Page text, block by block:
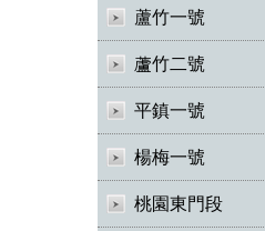
蘆竹一號
蘆竹二號
平鎮一號
楊梅一號
桃園東門段